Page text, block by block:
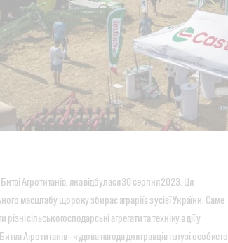
Агротитанів, яка відбулася 30 серпня 2023. Ця
масштабу щороку збирає аграріїв з усієї України. Саме
сільськогосподарські агрегати та техніку в дії у
Агротитанів – чудова нагода для гравців галузі особисто